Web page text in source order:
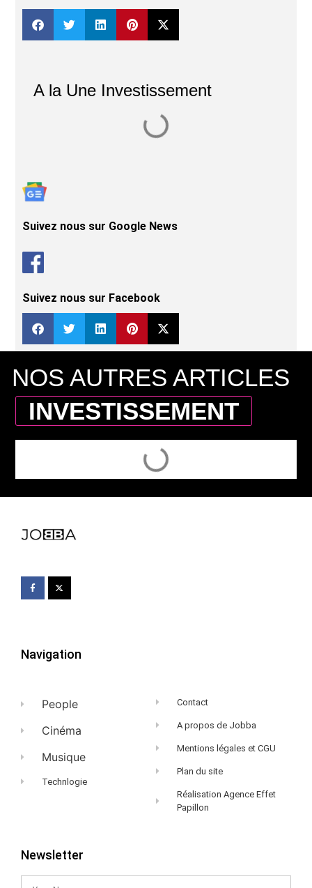
A la Une Investissement
Suivez nous sur Google News
Suivez nous sur Facebook
NOS AUTRES ARTICLES
INVESTISSEMENT
Navigation
People
Cinéma
Musique
Technlogie
Contact
A propos de Jobba
Mentions légales et CGU
Plan du site
Réalisation Agence Effet
Papillon
Newsletter